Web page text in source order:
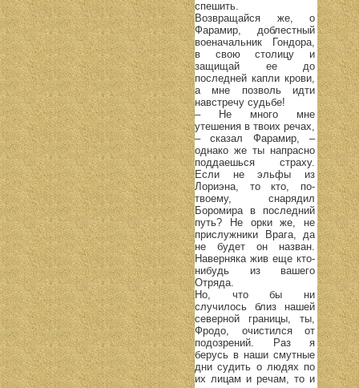
спешить.
Возвращайся же, о
Фарамир, доблестный
военачальник Гондора,
в свою столицу и
защищай ее до
последней капли крови,
а мне позволь идти
навстречу судьбе!
– Не много мне
утешения в твоих речах,
– сказал Фарамир, –
однако же ты напрасно
поддаешься страху.
Если не эльфы из
Лориэна, то кто, по-
твоему, снарядил
Боромира в последний
путь? Не орки же, не
прислужники Врага, да
не будет он назван.
Наверняка жив еще кто-
нибудь из вашего
Отряда.
Но, что бы ни
случилось близ нашей
северной границы, ты,
Фродо, очистился от
подозрений. Раз я
берусь в наши смутные
дни судить о людях по
их лицам и речам, то и